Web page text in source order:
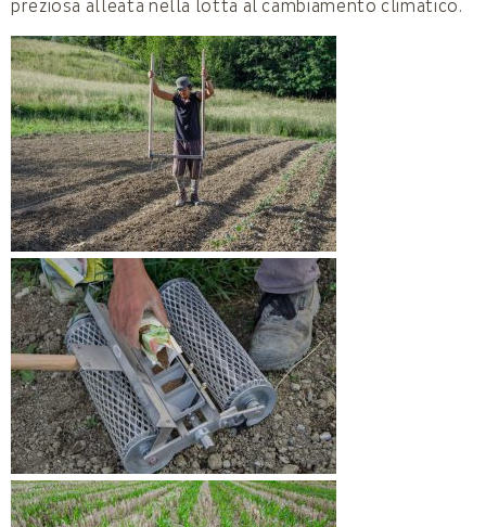
preziosa alleata nella lotta al cambiamento climatico.